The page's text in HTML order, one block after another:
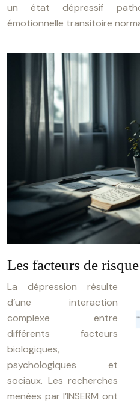
un état dépressif
émotionnelle transitoire
Les facteurs de
La dépression résulte
d’une interaction
complexe entre
différents facteurs
biologiques,
psychologiques et
sociaux. Les recherches
menées par l’INSERM ont